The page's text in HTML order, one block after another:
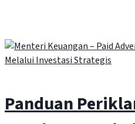
Panduan